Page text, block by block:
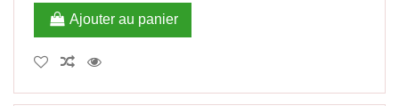
Ajouter au panier